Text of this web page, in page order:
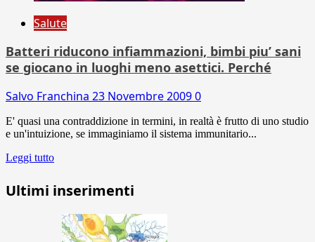
Salute
Batteri riducono infiammazioni, bimbi piu’ sani
se giocano in luoghi meno asettici. Perché
Salvo Franchina 23 Novembre 20090
E' quasi una contraddizione in termini, in realtà è frutto di uno studio
e un'intuizione, se immaginiamo il sistema immunitario...
Leggi tutto
Ultimi inserimenti